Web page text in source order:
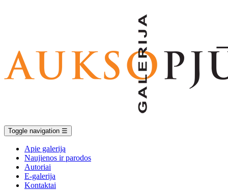
Toggle navigation ☰
Apie galeriją
Naujienos ir parodos
Autoriai
E-galerija
Kontaktai